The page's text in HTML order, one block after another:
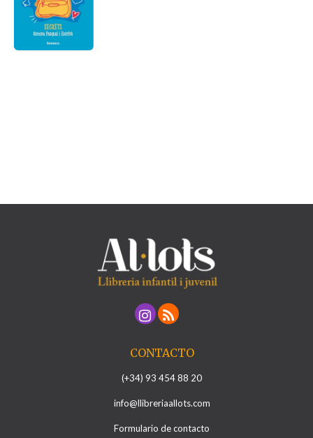
CONTACTO
(+34) 93 454 88 20
info@llibreriaallots.com
Formulario de contacto